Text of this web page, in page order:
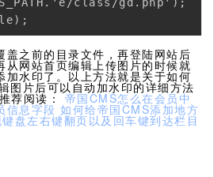
盖之前的目录文件，再登陆网站后
从网站首页编辑上传图片的时候就
加水印了。以上方法就是关于如何
图片后可以自动加水印的详细方法
荐阅读：帝国CMS怎么在会员中
信息字段 如何给帝国CMS添加地方
盘左右键翻页以及回车键到达栏目